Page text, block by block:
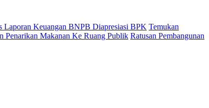
Keuangan BNPB Diapresiasi BPK Temukan
Penarikan Makanan Ke Ruang Publik Ratusan Pembangunan